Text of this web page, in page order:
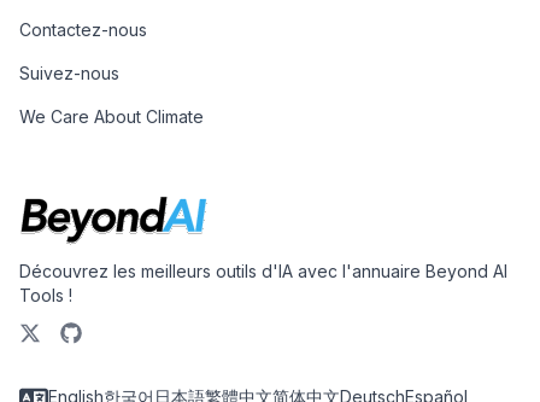
Contactez-nous
Suivez-nous
We Care About Climate
Découvrez les meilleurs outils d'IA avec l'annuaire Beyond AI
Tools !
English한국어 日本語繁體中文简体中文DeutschEspañol